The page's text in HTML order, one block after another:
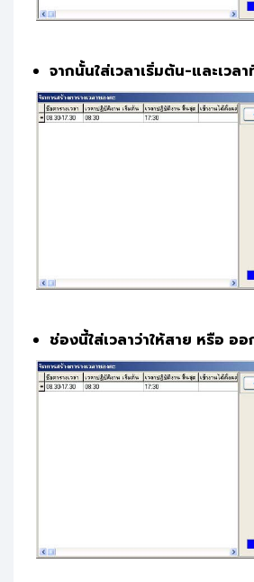
จากนั้นใส่เวลาเริ่มต้น-และเวล
ช่องนี้ใส่เวลาว่าให้สาย หรือ อ